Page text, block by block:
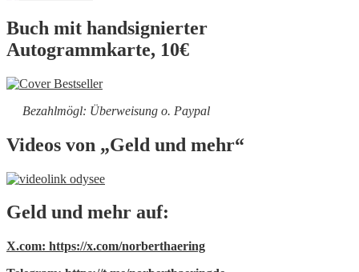
Buch mit handsignierter
Autogrammkarte, 10€
Bezahlmögl: Überweisung o. Paypal
Videos von „Geld und mehr“
Geld und mehr auf:
X.com: https://x.com/norberthaering